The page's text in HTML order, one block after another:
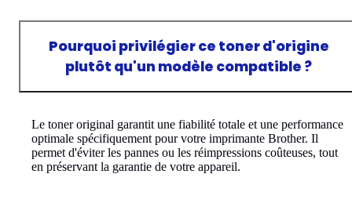
Pourquoi privilégier ce toner d'origine
plutôt qu'un modèle compatible ?
Le toner original garantit une fiabilité totale et une performance
optimale spécifiquement pour votre imprimante Brother. Il
permet d'éviter les pannes ou les réimpressions coûteuses, tout
en préservant la garantie de votre appareil.